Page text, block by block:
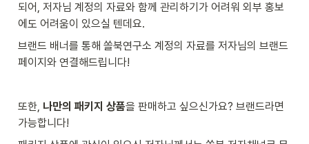
되어, 저자님 계정의 자료와 함께 관리하기가 어려워 외부 홍보
에도 어려움이 있으실 텐데요.
브랜드 배너를 통해 쏠북연구소 계정의 자료를 저자님의 브랜드
페이지와 연결해드립니다!
또한, 나만의 패키지 상품을 판매하고 싶으신가요? 브랜드라면
가능합니다!